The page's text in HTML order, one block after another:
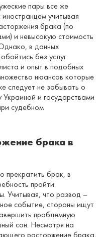
пары все же
учитывая
брака (по
и невысокую стоимость
в данных
без услуг
и опыт в подобных
нюансов которые
следует не забывать о
и государствами
судебном
брака в
прекратить брак, в
пройти
Учитывая, что развод –
событие, стороны ищут
проблемную
сон. Несмотря на
расторжение брака,